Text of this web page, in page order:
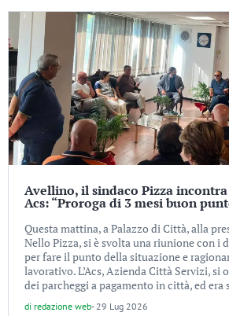
Avellino, il sindaco Pizza
Acs: “Proroga di 3 mesi buon
Questa mattina, a Palazzo di Città, alla
Nello Pizza, si è svolta una riunione con i
per fare il punto della situazione e
lavorativo. L’Acs, Azienda Città Servizi, si
dei parcheggi a pagamento in città, ed era
di redazione web- 29 Lug 2026